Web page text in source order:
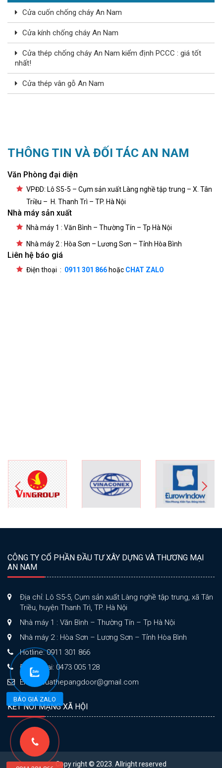
Cửa cuốn chống cháy An Nam
Cửa kính chống cháy An Nam
Cửa thép chống cháy An Nam kiểm định PCCC : giá tốt
nhất!
Cửa thép vân gỗ An Nam
THÔNG TIN VÀ ĐỐI TÁC AN NAM
Văn Phòng đại diện
VPĐD: Lô S5-5 – Cụm sản xuất Làng nghề tập trung – X. Tân
Triều – H. Thanh Trì – TP. Hà Nội
Nhà máy sản xuất
Nhà máy 1 : Văn Bình – Thường Tín – Tp Hà Nội
Nhà máy 2 : Hòa Sơn – Lương Sơn – Tỉnh Hòa Bình
Liên hệ báo giá
Điện thoại : 0911 301 866 hoặc CHAT ZALO
CÔNG TY CỔ PHẦN ĐẦU TƯ XÂY DỰNG VÀ THƯƠNG MẠI
AN NAM
Địa chỉ: Lô S5-5, Cụm sản xuất Làng nghề tập trung, xã Tân
Triều, huyện Thanh Trì, TP. Hà Nội
Nhà máy 1 : Văn Bình – Thường Tín – Tp Hà Nội
Nhà máy 2 : Hòa Sơn – Lương Sơn – Tỉnh Hòa Bình
Hotline: 0911 301 866
Điện thoại: 0473 005 128
Email: cuathepangdoor@gmail.com
KẾT NỐI MẠNG XÃ HỘI
Copy right © 2023. Allright reserved
BÁO GIÁ ZALO